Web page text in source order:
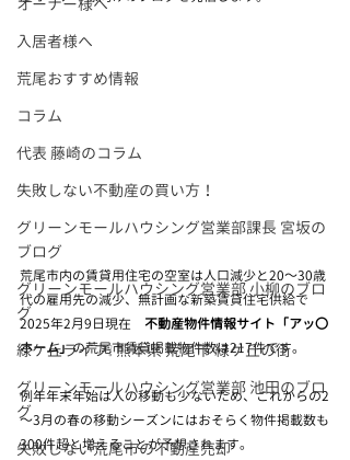
入居者様へ
荒尾おすすめ情報
コラム
代表 藤崎のコラム
失敗しない不動産の買い方！
グリーンモールハウシング営業部課長 宮坂の
ブログ
グリーンモールハウシング営業部 小柳のブロ
グ
緑ケ丘ライフ❕ 熊本県 荒尾市 緑ケ丘の街
グリーンモールハウシング営業部 池田のブロ
グ
失敗しない荒尾市の不動産売却
荒尾市内の賃貸用住宅の空室は人口減少と20～30歳
代の雇用先の減少、無計画な新築賃貸住宅供給で
2025年2月9日現在 不動産物件情報サイト「アッ〇
ホーム」の荒尾市賃貸掲載物件数は217件です。
例年年末年始は人の移動も少ないため、これからの2
～3月の春の移動シーズンにはおそらく物件掲載数も
300件超と増えることが予想されます。